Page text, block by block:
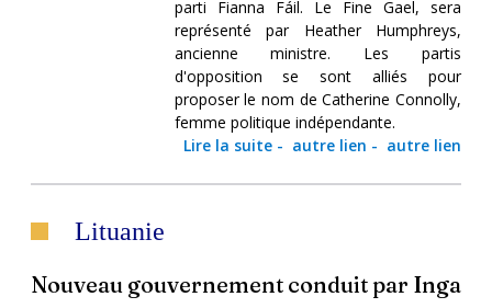
parti Fianna Fáil. Le Fine Gael, sera
représenté par Heather Humphreys,
ancienne ministre. Les partis
d'opposition se sont alliés pour
proposer le nom de Catherine Connolly,
femme politique indépendante.
Lire la suite- autre lien - autre lien
Lituanie
Nouveau gouvernement conduit par Inga